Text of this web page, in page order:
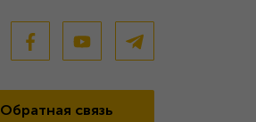
Обратная связь